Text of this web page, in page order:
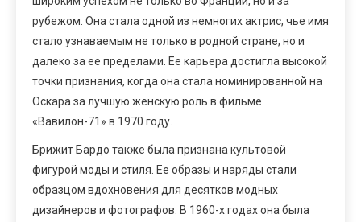
рубежом. Она стала одной из немногих актрис, чье имя
стало узнаваемым не только в родной стране, но и
далеко за ее пределами. Ее карьера достигла высокой
точки признания, когда она стала номинированной на
Оскара за лучшую женскую роль в фильме
«Вавилон-71» в 1970 году.
Брижит Бардо также была признана культовой
фигурой моды и стиля. Ее образы и наряды стали
образцом вдохновения для десятков модных
дизайнеров и фотографов. В 1960-х годах она была